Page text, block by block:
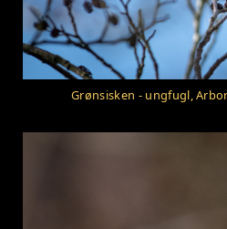
Grønsisken - ungfugl,